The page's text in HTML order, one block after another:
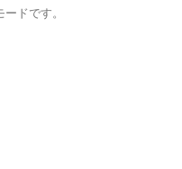
ドです。